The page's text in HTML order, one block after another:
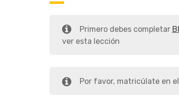
Primero debes completar
ver esta lección
Por favor, matricúlate en el